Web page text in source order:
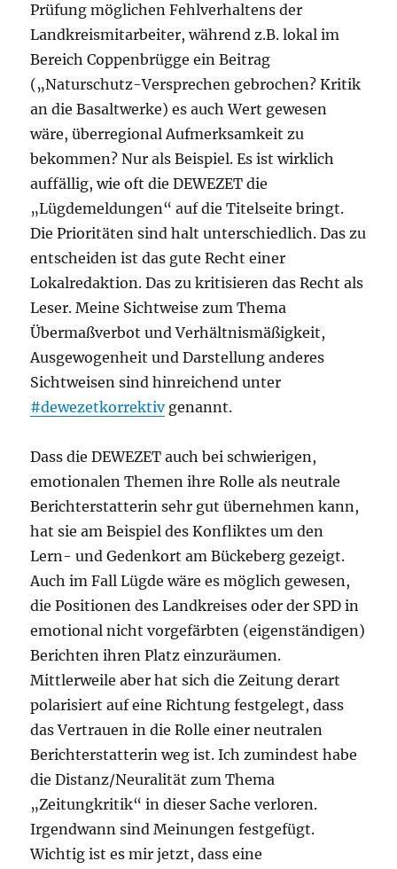
Prüfung möglichen Fehlverhaltens der
Landkreismitarbeiter, während z.B. lokal im
Bereich Coppenbrügge ein Beitrag
(„Naturschutz-Versprechen gebrochen? Kritik
an die Basaltwerke) es auch Wert gewesen
wäre, überregional Aufmerksamkeit zu
bekommen? Nur als Beispiel. Es ist wirklich
auffällig, wie oft die DEWEZET die
„Lügdemeldungen“ auf die Titelseite bringt.
Die Prioritäten sind halt unterschiedlich. Das zu
entscheiden ist das gute Recht einer
Lokalredaktion. Das zu kritisieren das Recht als
Leser. Meine Sichtweise zum Thema
Übermaßverbot und Verhältnismäßigkeit,
Ausgewogenheit und Darstellung anderes
Sichtweisen sind hinreichend unter
#dewezetkorrektivgenannt.
Dass die DEWEZET auch bei schwierigen,
emotionalen Themen ihre Rolle als neutrale
Berichterstatterin sehr gut übernehmen kann,
hat sie am Beispiel des Konfliktes um den
Lern- und Gedenkort am Bückeberg gezeigt.
Auch im Fall Lügde wäre es möglich gewesen,
die Positionen des Landkreises oder der SPD in
emotional nicht vorgefärbten (eigenständigen)
Berichten ihren Platz einzuräumen.
Mittlerweile aber hat sich die Zeitung derart
polarisiert auf eine Richtung festgelegt, dass
das Vertrauen in die Rolle einer neutralen
Berichterstatterin weg ist. Ich zumindest habe
die Distanz/Neuralität zum Thema
„Zeitungkritik“ in dieser Sache verloren.
Irgendwann sind Meinungen festgefügt.
Wichtig ist es mir jetzt, dass eine